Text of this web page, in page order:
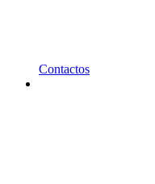
Contactos